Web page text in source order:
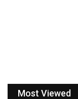
Most Viewed